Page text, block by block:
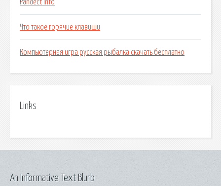
Pandect info
Что такое горячие клавиши
Компьютерная игра русская рыбалка скачать бесплатно
Links
An Informative Text Blurb